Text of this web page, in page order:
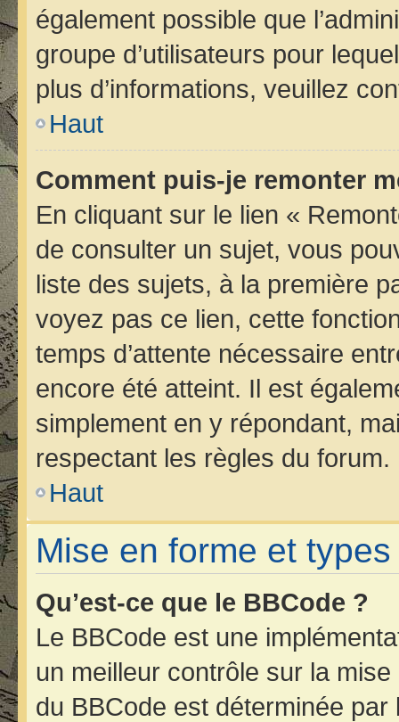
également possible que
groupe d’utilisateurs pour
plus d’informations, veuillez
Haut
Comment puis-je remonter
En cliquant sur le lien «
de consulter un sujet, vous
liste des sujets, à la première
voyez pas ce lien, cette
temps d’attente nécessaire
encore été atteint. Il est
simplement en y répondant,
respectant les règles du forum.
Haut
Mise en forme et
Qu’est-ce que le BBCode ?
Le BBCode est une
un meilleur contrôle sur la mise
du BBCode est déterminée par